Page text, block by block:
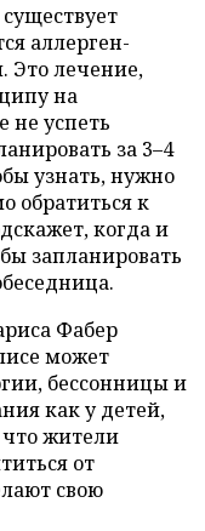
аллерген-
Это лечение,
на
не успеть
за 3–4
узнать, нужно
обратиться к
когда и
запланировать
Фабер
может
бессонницы и
как у детей,
что жители
от
свою